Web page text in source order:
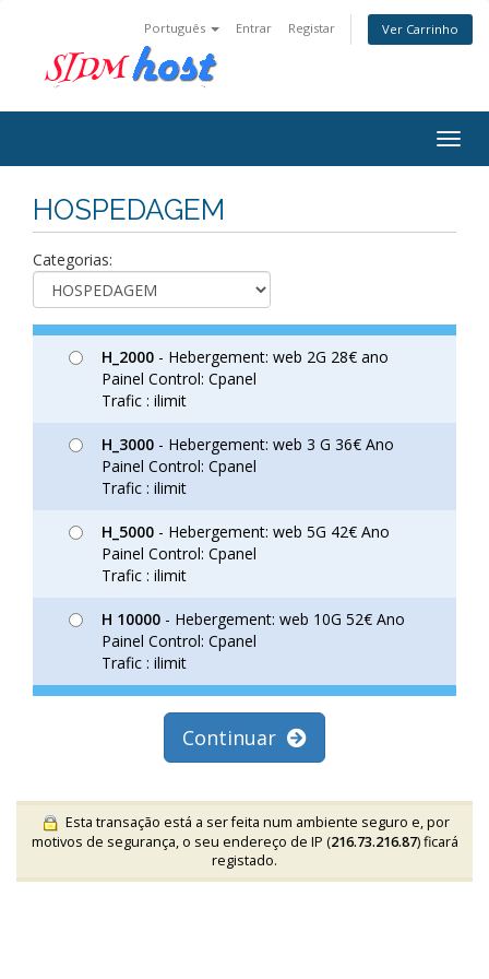
Português Entrar Registar Ver Carrinho
HOSPEDAGEM
Categorias:
H_2000 - Hebergement: web 2G 28€ ano
Painel Control: Cpanel
Trafic : ilimit
H_3000 - Hebergement: web 3 G 36€ Ano
Painel Control: Cpanel
Trafic : ilimit
H_5000 - Hebergement: web 5G 42€ Ano
Painel Control: Cpanel
Trafic : ilimit
H 10000 - Hebergement: web 10G 52€ Ano
Painel Control: Cpanel
Trafic : ilimit
Continuar
Esta transação está a ser feita num ambiente seguro e, por
motivos de segurança, o seu endereço de IP (216.73.216.87) ficará
registado.